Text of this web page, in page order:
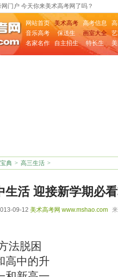
门户 今天你来美术高考网了吗？
网站首页 美术高考 高考信息
音乐高考
保送生 画室大全
名家名作
自主招生 特长生
典 > 高三生活 >
生活 迎接新学期必
09-12 美术高考网 www.mshao.com
法脱困
高中的升